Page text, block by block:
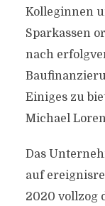
Kolleginnen
Sparkassen
nach
Einiges zu
Michael
Das
auf
2020 vollzog